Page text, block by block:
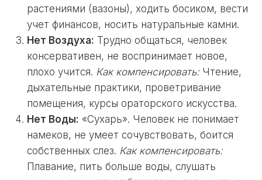
растениями (вазоны), ходить босиком, вести
учет финансов, носить натуральные камни.
Нет Воздуха: Трудно общаться, человек
консервативен, не воспринимает новое,
плохо учится. Как компенсировать:Чтение,
дыхательные практики, проветривание
помещения, курсы ораторского искусства.
Нет Воды: «Сухарь». Человек не понимает
намеков, не умеет сочувствовать, боится
собственных слез. Как компенсировать:
Плавание, пить больше воды, слушать